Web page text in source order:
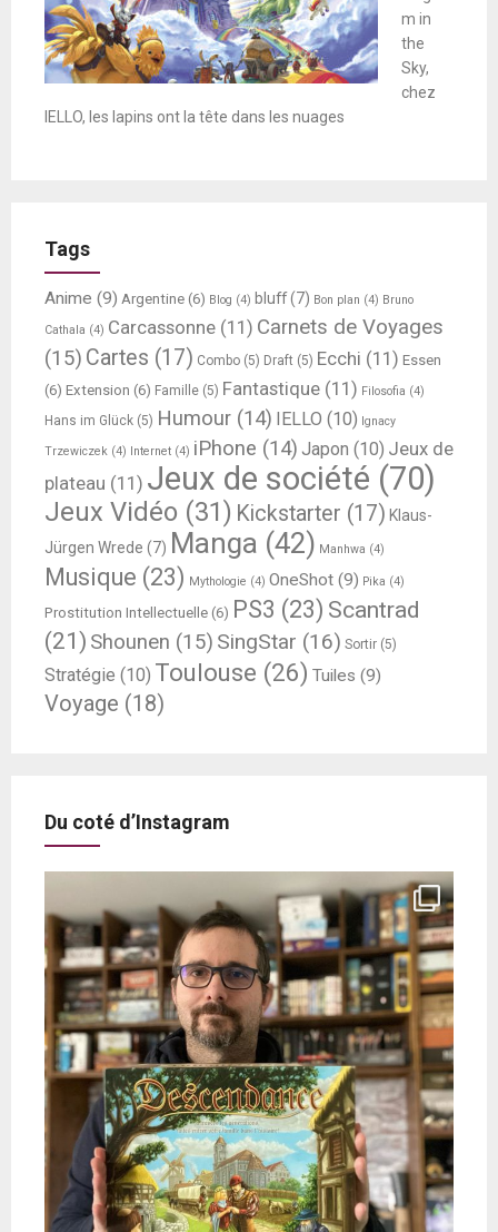
m in
the
Sky,
chez
IELLO, les lapins ont la tête dans les nuages
Tags
Anime (9) Argentine (6) Blog (4) bluff(7) Bon plan (4) Bruno
Cathala (4) Carcassonne (11) Carnets de Voyages
(15) Cartes (17) Combo (5) Draft (5) Ecchi (11) Essen
(6) Extension (6) Famille (5) Fantastique (11) Filosofia (4)
Hans im Glück (5) Humour (14) IELLO (10) Ignacy
Trzewiczek (4) Internet (4) iPhone (14) Japon (10) Jeux de
plateau (11) Jeux de société (70)
Jeux Vidéo (31) Kickstarter (17) Klaus-
Jürgen Wrede (7) Manga (42) Manhwa (4)
Musique (23) Mythologie (4) OneShot (9) Pika (4)
Prostitution Intellectuelle (6) PS3 (23) Scantrad
(21) Shounen (15) SingStar (16) Sortir (5)
Stratégie (10) Toulouse (26) Tuiles (9)
Voyage (18)
Du coté d’Instagram